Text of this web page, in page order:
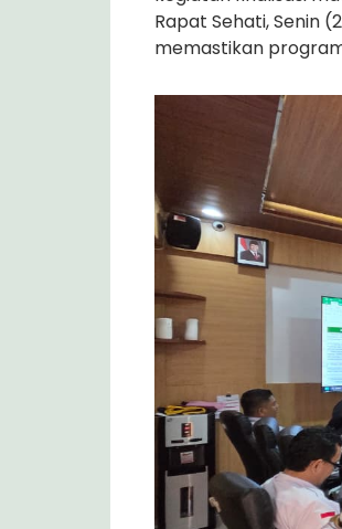
Rapat Sehati, Senin
memastikan